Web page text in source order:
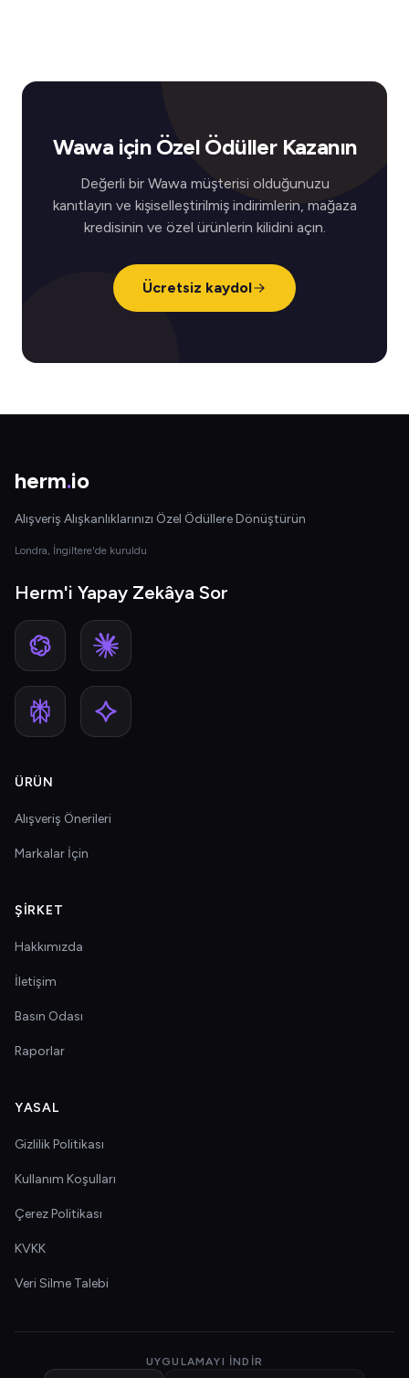
Wawa için Özel Ödüller Kazanın
Değerli bir Wawa müşterisi olduğunuzu
kanıtlayın ve kişiselleştirilmiş indirimlerin, mağaza
kredisinin ve özel ürünlerin kilidini açın.
Ücretsiz kaydol
herm.io
Alışveriş Alışkanlıklarınızı Özel Ödüllere Dönüştürün
Londra, İngiltere'de kuruldu
Herm'i Yapay Zekâya Sor
ÜRÜN
Alışveriş Önerileri
Markalar İçin
ŞIRKET
Hakkımızda
İletişim
Basın Odası
Raporlar
YASAL
Gizlilik Politikası
Kullanım Koşulları
Çerez Politikası
KVKK
Veri Silme Talebi
UYGULAMAYI İNDIR